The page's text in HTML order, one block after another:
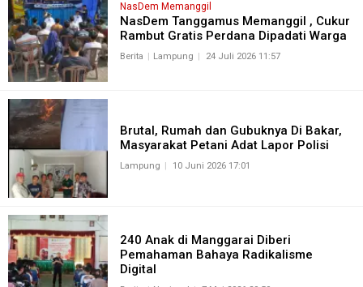
NasDem Memanggil
NasDem Tanggamus Memanggil , Cukur
Rambut Gratis Perdana Dipadati Warga
Berita Lampung 24 Juli 2026 11:57
Brutal, Rumah dan Gubuknya Di Bakar,
Masyarakat Petani Adat Lapor Polisi
Lampung 10 Juni 2026 17:01
240 Anak di Manggarai Diberi
Pemahaman Bahaya Radikalisme
Digital